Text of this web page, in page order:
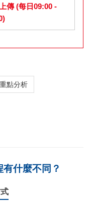
傳 (每日09:00 -
點分析
什麼不同？